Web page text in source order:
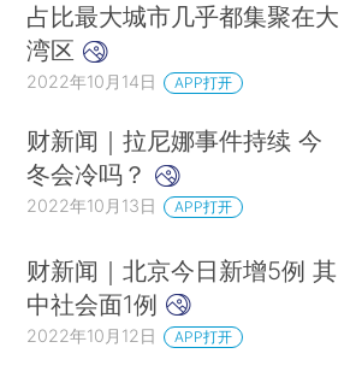
占比最大城市几乎都集聚在大
湾区
2022年10月14日 APP打开
财新闻｜拉尼娜事件持续 今
冬会冷吗？
2022年10月13日 APP打开
财新闻｜北京今日新增5例 其
中社会面1例
2022年10月12日 APP打开